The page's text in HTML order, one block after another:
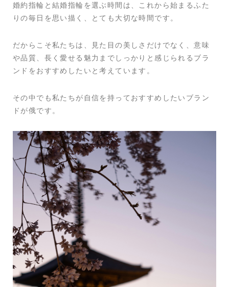
婚約指輪と結婚指輪を選ぶ時間は、これから始まるふた
りの毎日を思い描く、とても大切な時間です。
だからこそ私たちは、見た目の美しさだけでなく、意味
や品質、長く愛せる魅力までしっかりと感じられるブラ
ンドをおすすめしたいと考えています。
その中でも私たちが自信を持っておすすめしたいブラン
ドが俄です。